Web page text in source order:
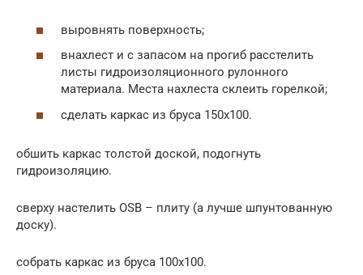
выровнять поверхность;
внахлест и с запасом на прогиб расстелить
листы гидроизоляционного рулонного
материала. Места нахлеста склеить горелкой;
сделать каркас из бруса 150х100.
обшить каркас толстой доской, подогнуть
гидроизоляцию.
сверху настелить OSB – плиту (а лучше шпунтованную
доску).
собрать каркас из бруса 100х100.